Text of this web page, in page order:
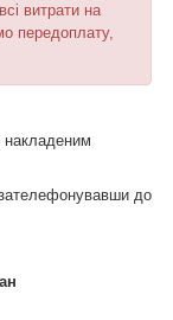
витрати на
передоплату,
накладеним
до